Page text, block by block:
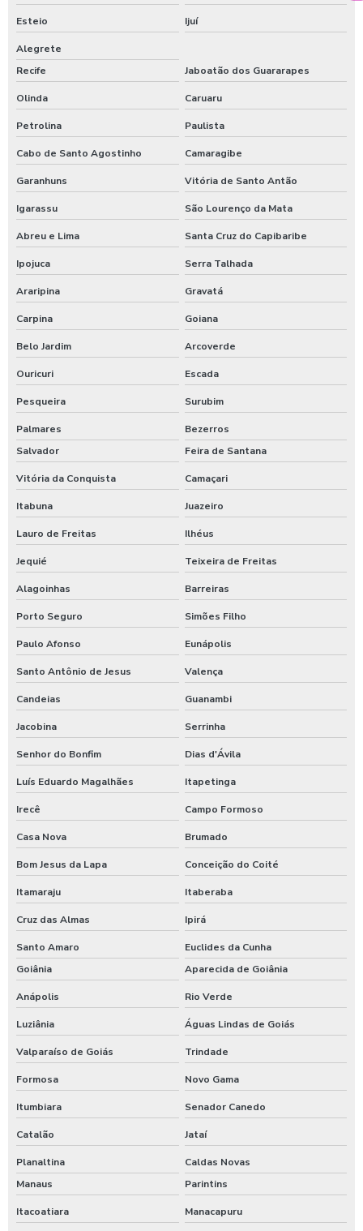
Esteio Ijuí
Alegrete
Recife
Jaboatão dos Guararapes
Olinda Caruaru
Petrolina Paulista
Cabo de Santo Agostinho Camaragibe
Garanhuns Vitória de Santo Antão
Igarassu São Lourenço da Mata
Abreu e Lima Santa Cruz do Capibaribe
Ipojuca Serra Talhada
Araripina Gravatá
Carpina Goiana
Belo Jardim Arcoverde
Ouricuri Escada
Pesqueira Surubim
Palmares
Bezerros
Salvador
Feira de Santana
Vitória da Conquista Camaçari
Itabuna Juazeiro
Lauro de Freitas Ilhéus
Jequié Teixeira de Freitas
Alagoinhas Barreiras
Porto Seguro Simões Filho
Paulo Afonso Eunápolis
Santo Antônio de Jesus Valença
Candeias Guanambi
Jacobina Serrinha
Senhor do Bonfim Dias d'Ávila
Luís Eduardo Magalhães Itapetinga
Irecê Campo Formoso
Casa Nova Brumado
Bom Jesus da Lapa Conceição do Coité
Itamaraju Itaberaba
Cruz das Almas Ipirá
Santo Amaro
Euclides da Cunha
Goiânia
Aparecida de Goiânia
Anápolis Rio Verde
Luziânia Águas Lindas de Goiás
Valparaíso de Goiás Trindade
Formosa Novo Gama
Itumbiara Senador Canedo
Catalão Jataí
Planaltina
Caldas Novas
Manaus
Parintins
Itacoatiara Manacapuru